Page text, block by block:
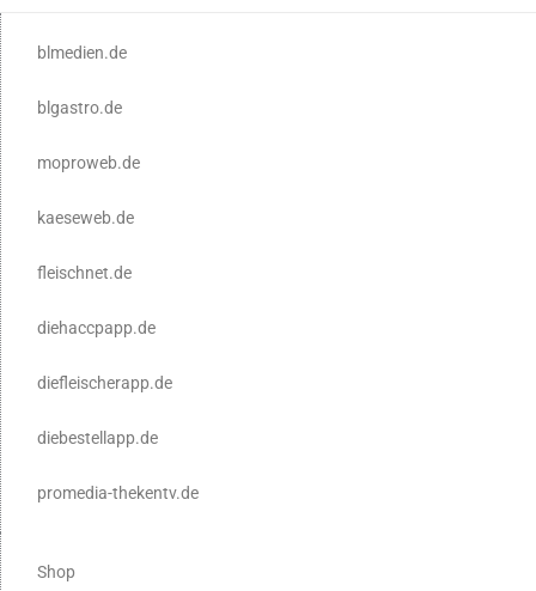
blmedien.de
blgastro.de
moproweb.de
kaeseweb.de
fleischnet.de
diehaccpapp.de
diefleischerapp.de
diebestellapp.de
promedia-thekentv.de
Shop